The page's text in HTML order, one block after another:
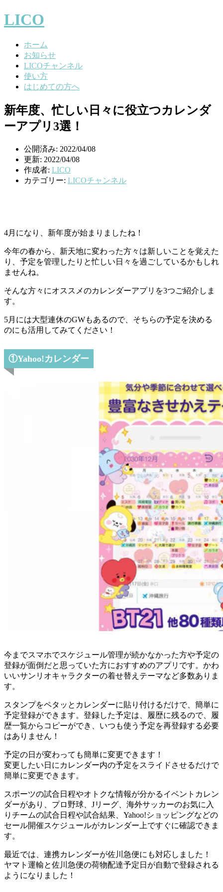
LICO
ホーム
お知らせ
LICOチャンネル
使い方
はじめての方へ
新年度、忙しい日々に役立つカレンダ
ーアプリ3選！
公開済み: 2022/04/08
更新: 2022/04/08
作成者: LICO
カテゴリー: LICOチャンネル
4月になり、新年度が始まりましたね！
今年の春から、新天地に変わった方々は新しいことを覚えた
り、予定を管理したりと忙しい日々を過ごしているかもしれ
ませんね。
そんな方々にオススメのカレンダーアプリを3つご紹介しま
す。
5月には大型連休のGWもあるので、そちらの予定を決める
のにも活用してみてください！
①Yahoo!カレンダー
今までスマホでスケジュール管理が続かなかった方や予定の
登録が面倒だと思っていた方におすすめのアプリです。かわ
いいサンリオキャラクターの着せ替えテーマなど多数ありま
す。
スタンプをペタッとカレンダーに貼り付けるだけで、簡単に
予定登録ができます。登録した予定は、履歴に残るので、履
歴一覧からコピーができ、いつも使う予定を再登録する必要
はありません！
予定の日が変わっても簡単に変更できます！
変更したい日にカレンダー内の予定をスライドさせるだけで
簡単に変更できます。
スポーツの試合日程やオトクな情報が分かるイベントカレン
ダーがあり、プロ野球、Jリーグ、海外サッカーのお気に入
りチームの試合日程や試合結果、Yahoo!ショッピングなどの
セール開催スケジュールがカレンダー上ですぐに確認できま
す。
最近では、連携カレンダーが佐川急便にも対応しました！
ヤマト運輸と佐川急便の荷物配達予定日が自動で登録される
ようになりました！